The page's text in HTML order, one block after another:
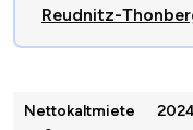
Reudnitz-
Nettokaltmiete